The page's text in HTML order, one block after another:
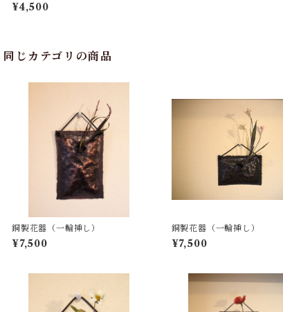
¥4,500
同じカテゴリの商品
銅製花器（一輪挿し）
¥7,500
銅製花器（一輪挿し）
¥7,500